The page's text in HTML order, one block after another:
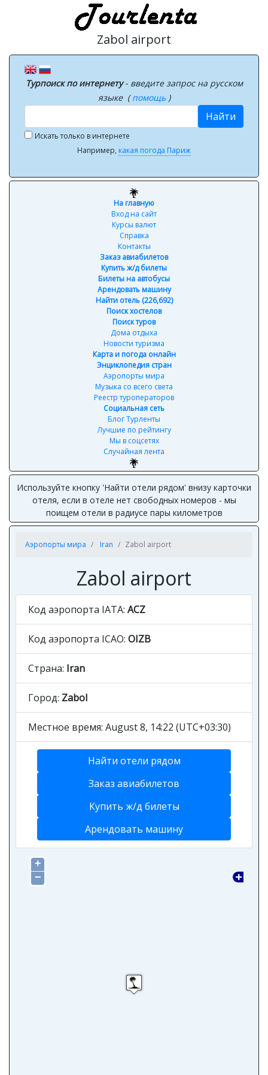
Zabol airport
Турпоиск по интернету- введите запрос на русском
языке (помощь )
Найти
Искать только в интернете
Например, какая погода Париж
На главную
Вход на сайт
Курсы валют
Справка
Контакты
Заказ авиабилетов
Купить ж/д билеты
Билеты на автобусы
Арендовать машину
Найти отель (226,692)
Поиск хостелов
Поиск туров
Дома отдыха
Новости туризма
Карта и погода онлайн
Энциклопедия стран
Аэропорты мира
Музыка со всего света
Реестр туроператоров
Социальная сеть
Блог Турленты
Лучшие по рейтингу
Мы в соцсетях
Случайная лента
Используйте кнопку 'Найти отели рядом' внизу карточки
отеля, если в отеле нет свободных номеров - мы
поищем отели в радиусе пары километров
Аэропорты мира Iran Zabol airport
Zabol airport
Код аэропорта IATA: ACZ
Код аэропорта ICAO: OIZB
Страна: Iran
Город: Zabol
Местное время: August 8, 14:22 (UTC+03:30)
Найти отели рядом
Заказ авиабилетов
Купить ж/д билеты
Арендовать машину
+
−